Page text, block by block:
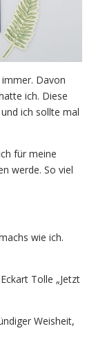
Davon
ich. Diese
ich sollte mal
für meine
werde. So viel
wie ich.
Tolle „Jetzt
Weisheit,